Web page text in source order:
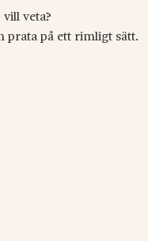
veta?
prata på ett rimligt sätt.